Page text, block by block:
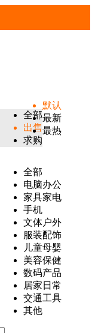
全部
出售
求购
全部
电脑办公
家具家电
手机
文体户外
服装配饰
儿童母婴
美容保健
数码产品
居家日常
交通工具
其他
默认
最新
最热